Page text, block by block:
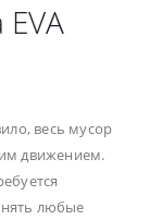
весь мусор
движением.
любые